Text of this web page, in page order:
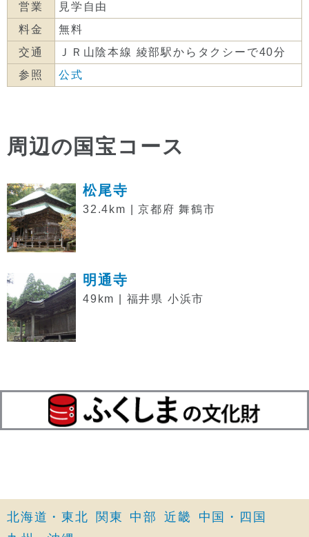
営業
見学自由
料金
無料
交通
ＪＲ山陰本線 綾部駅からタクシーで40分
参照
公式
周辺の国宝コース
松尾寺
32.4km | 京都府 舞鶴市
明通寺
49km | 福井県 小浜市
北海道・東北 関東 中部 近畿
中国・四国